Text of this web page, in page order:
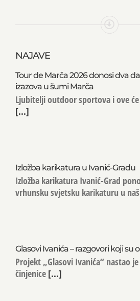
NAJAVE
Tour de Marča 2026 donosi dva
izazova u šumi Marča
Ljubitelji outdoor sportova i ove
[...]
Izložba karikatura u Ivanić-Gradu
Izložba karikatura Ivanić-Grad
vrhunsku svjetsku karikaturu u naš
Glasovi Ivanića – razgovori koji su
Projekt „Glasovi Ivanića“ nastao
činjenice [...]